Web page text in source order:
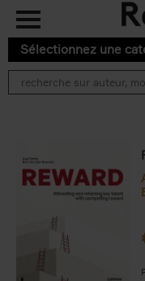
Aller au contenu
Sélectionnez une